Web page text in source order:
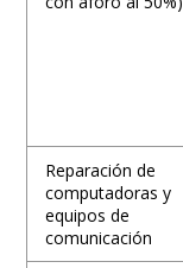
Reparación de
computadoras y
equipos de
comunicación